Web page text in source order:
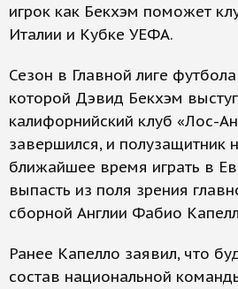
игрок как Бекхэм поможет
Италии и Кубке УЕФА.
Сезон в Главной лиге
которой Дэвид Бекхэм
калифорнийский клуб «Лос-
завершился, и полузащитник
ближайшее время играть в
выпасть из поля зрения
сборной Англии Фабио
Ранее Капелло заявил, что
состав национальной